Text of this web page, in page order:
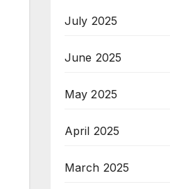
July 2025
June 2025
May 2025
April 2025
March 2025